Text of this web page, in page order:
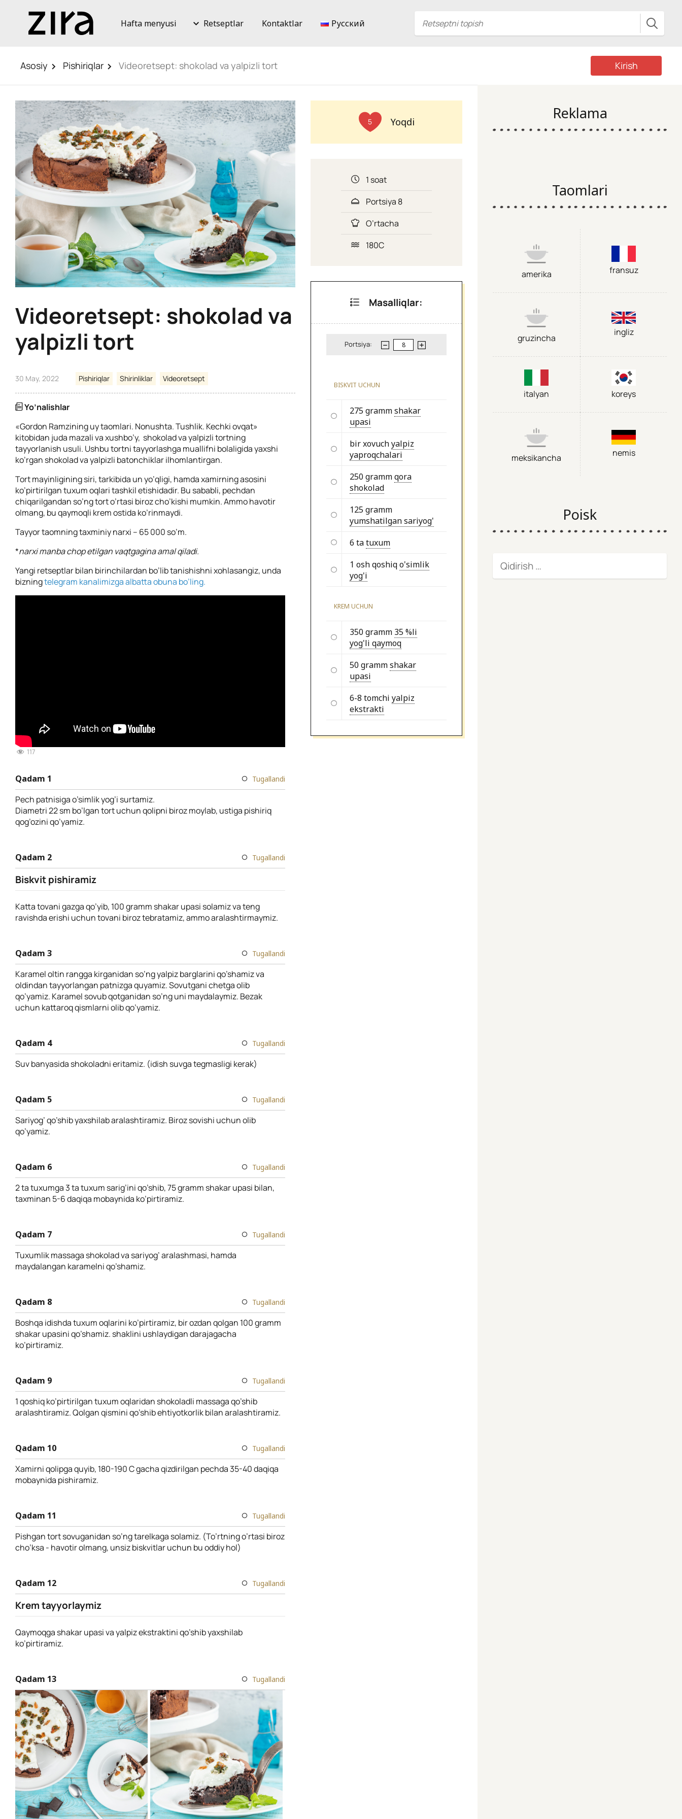
Hafta menyusi Retseptlar Kontaktlar Русский
Asosiy Pishiriqlar Videoretsept: shokolad va yalpizli tort Kirish
Videoretsept: shokolad va
yalpizli tort
30 May, 2022 Pishiriqlar Shirinliklar Videoretsept
Yo’nalishlar
«Gordon Ramzining uy taomlari. Nonushta. Tushlik. Kechki ovqat»
kitobidan juda mazali va xushbo’y, shokolad va yalpizli tortning
tayyorlanish usuli. Ushbu tortni tayyorlashga muallifni bolaligida yaxshi
ko’rgan shokolad va yalpizli batonchiklar ilhomlantirgan.
Tort mayinligining siri, tarkibida un yo’qligi, hamda xamirning asosini
ko’pirtirilgan tuxum oqlari tashkil etishidadir. Bu sababli, pechdan
chiqarilgandan so’ng tort o’rtasi biroz cho’kishi mumkin. Ammo havotir
olmang, bu qaymoqli krem ostida ko’rinmaydi.
Tayyor taomning taxminiy narxi – 65 000 so’m.
*narxi manba chop etilgan vaqtgagina amal qiladi.
Yangi retseptlar bilan birinchilardan bo’lib tanishishni xohlasangiz, unda
bizningtelegram kanalimizga albatta obuna bo’ling.
117
Qadam 1 Tugallandi
Pech patnisiga o’simlik yog’i surtamiz.
Diametri 22 sm bo’lgan tort uchun qolipni biroz moylab, ustiga pishiriq
qog’ozini qo’yamiz.
Qadam 2 Tugallandi
Biskvit pishiramiz
Katta tovani gazga qo’yib, 100 gramm shakar upasi solamiz va teng
ravishda erishi uchun tovani biroz tebratamiz, ammo aralashtirmaymiz.
Qadam 3 Tugallandi
Karamel oltin rangga kirganidan so’ng yalpiz barglarini qo’shamiz va
oldindan tayyorlangan patnizga quyamiz. Sovutgani chetga olib
qo’yamiz. Karamel sovub qotganidan so’ng uni maydalaymiz. Bezak
uchun kattaroq qismlarni olib qo’yamiz.
Qadam 4 Tugallandi
Suv banyasida shokoladni eritamiz. (idish suvga tegmasligi kerak)
Qadam 5 Tugallandi
Sariyog’ qo’shib yaxshilab aralashtiramiz. Biroz sovishi uchun olib
qo’yamiz.
Qadam 6 Tugallandi
2 ta tuxumga 3 ta tuxum sarig’ini qo’shib, 75 gramm shakar upasi bilan,
taxminan 5-6 daqiqa mobaynida ko’pirtiramiz.
Qadam 7 Tugallandi
Tuxumlik massaga shokolad va sariyog’ aralashmasi, hamda
maydalangan karamelni qo’shamiz.
Qadam 8 Tugallandi
Boshqa idishda tuxum oqlarini ko’pirtiramiz, bir ozdan qolgan 100 gramm
shakar upasini qo’shamiz. shaklini ushlaydigan darajagacha
ko’pirtiramiz.
Qadam 9 Tugallandi
1 qoshiq ko’pirtirilgan tuxum oqlaridan shokoladli massaga qo’shib
aralashtiramiz. Qolgan qismini qo’shib ehtiyotkorlik bilan aralashtiramiz.
Qadam 10 Tugallandi
Xamirni qolipga quyib, 180-190 С gacha qizdirilgan pechda 35-40 daqiqa
mobaynida pishiramiz.
Qadam 11 Tugallandi
Pishgan tort sovuganidan so’ng tarelkaga solamiz. (To’rtning o’rtasi biroz
cho’ksa - havotir olmang, unsiz biskvitlar uchun bu oddiy hol)
Qadam 12 Tugallandi
Krem tayyorlaymiz
Qaymoqga shakar upasi va yalpiz ekstraktini qo’shib yaxshilab
ko’pirtiramiz.
Qadam 13 Tugallandi
5 Yoqdi
1 soat
Portsiya 8
O’rtacha
180C
Masalliqlar:
Portsiya:
BISKVIT UCHUN
275 grammshakar
upasi
bir xovuchyalpiz
yaproqchalari
250 grammqora
shokolad
125 gramm
yumshatilgan sariyog'
6 tatuxum
1 osh qoshiqo'simlik
yog'i
KREM UCHUN
350 gramm 35 %li
yog'li qaymoq
50 grammshakar
upasi
6-8 tomchi yalpiz
ekstrakti
Reklama
Taomlari
amerika fransuz
gruzincha
ingliz
italyan koreys
meksikancha nemis
Poisk